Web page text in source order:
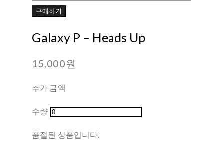
구매하기
Galaxy P ‎– Heads Up
15,000원
추가 금액
수량
품절된 상품입니다.